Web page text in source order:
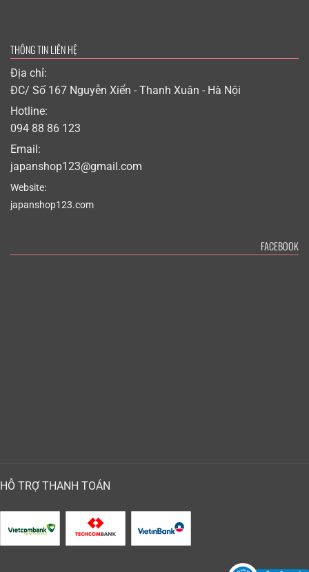
THÔNG TIN LIÊN HỆ
Địa chỉ:
ĐC/ Số 167 Nguyễn Xiển - Thanh Xuân - Hà Nội
Hotline:
094 88 86 123
Email:
japanshop123@gmail.com
Website:
japanshop123.com
FACEBOOK
HỖ TRỢ THANH TOÁN